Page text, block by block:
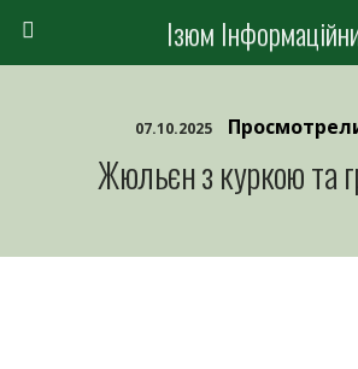
Ізюм
07.10.2025
Жюльєн з куркою та